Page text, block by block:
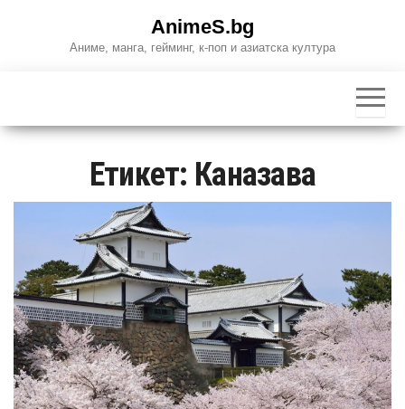
AnimeS.bg
Аниме, манга, гейминг, к-поп и азиатска култура
Етикет: Каназава